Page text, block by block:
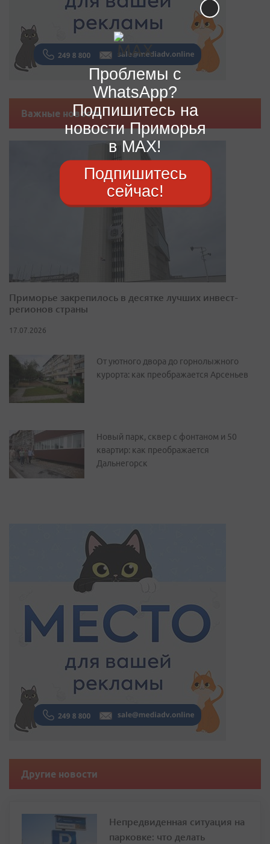
Важные новости
Приморье закрепилось в десятке лучших инвест-
регионов страны
17.07.2026
От уютного двора до горнолыжного
курорта: как преображается Арсеньев
Новый парк, сквер с фонтаном и 50
квартир: как преображается
Дальнегорск
Другие новости
Непредвиденная ситуация на
парковке: что делать
Проблемы с
WhatsApp?
Подпишитесь на
новости Приморья
в MAX!
Подпишитесь
сейчас!